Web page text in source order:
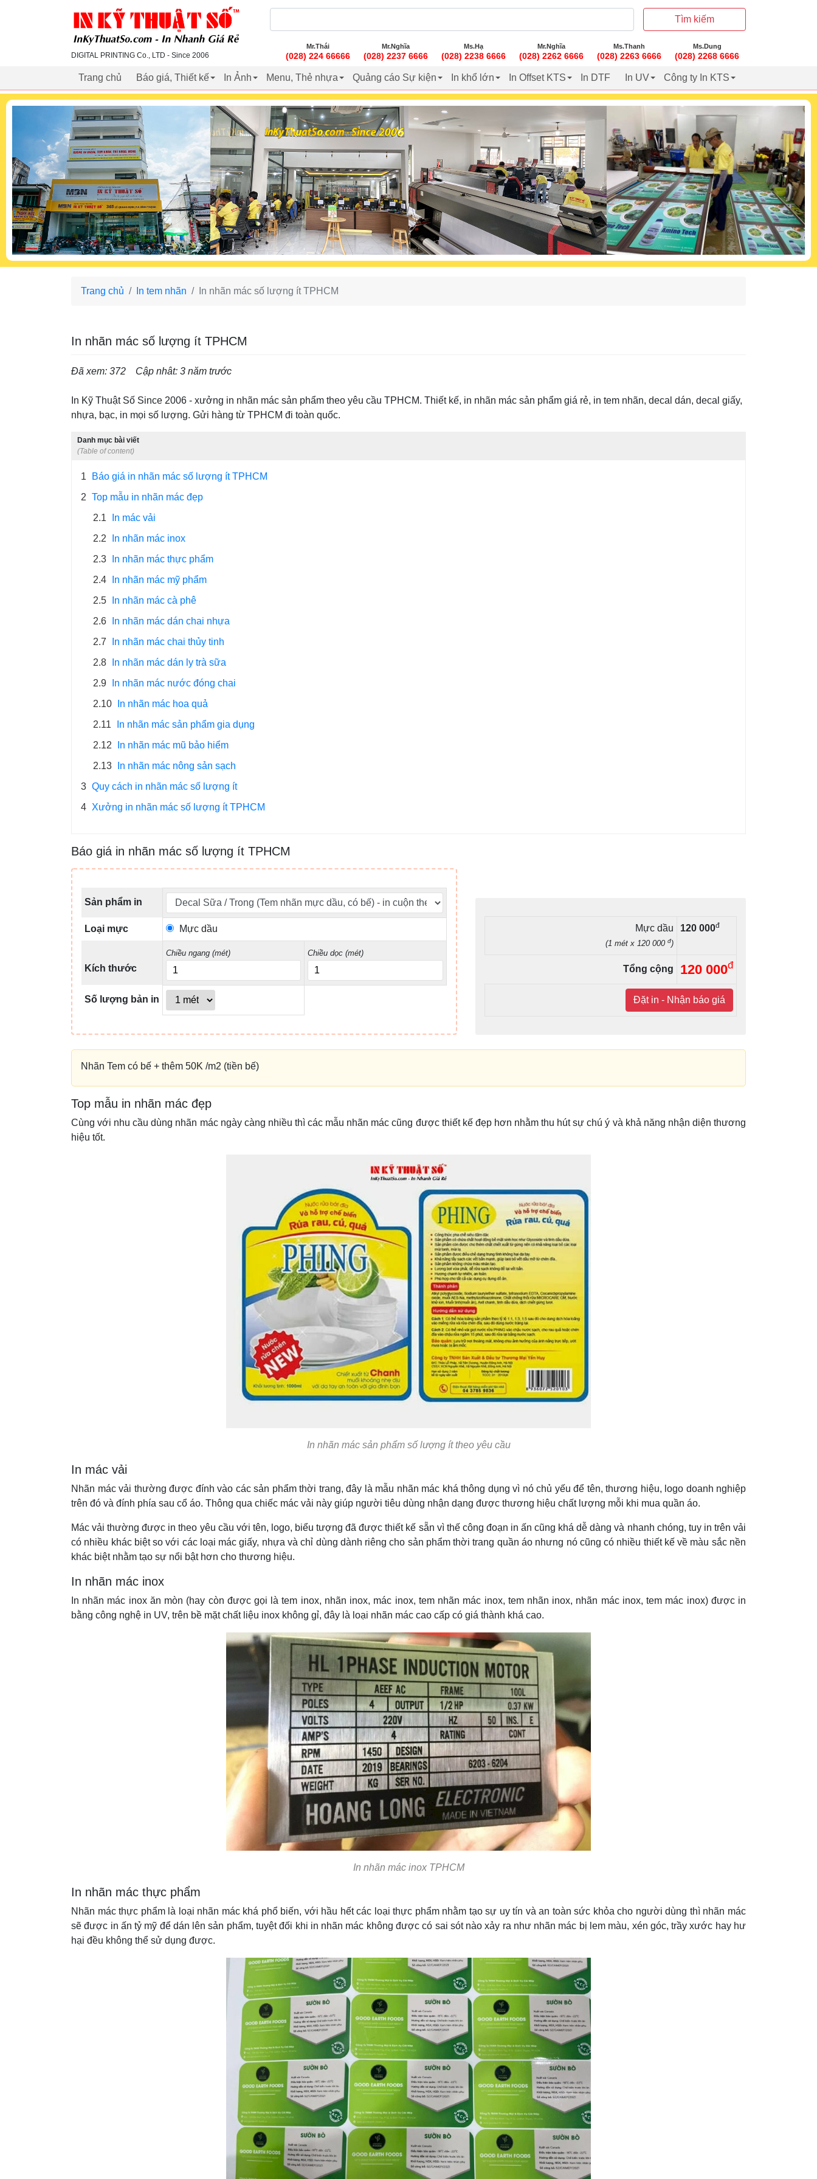
inkythuatso.com
DIGITAL PRINTING Co., LTD - Since 2006
Tìm kiếm
Mr.Thái
(028) 224 66666
Mr.Nghĩa
(028) 2237 6666
Ms.Hạ
(028) 2238 6666
Mr.Nghĩa
(028) 2262 6666
Ms.Thanh
(028) 2263 6666
Ms.Dung
(028) 2268 6666
Trang chủ Báo giá, Thiết kế In Ảnh Menu, Thẻ nhựa Quảng cáo Sự kiện In khổ lớn In Offset KTS In DTF In UV Công ty In KTS
Trang chủ In tem nhãn In nhãn mác số lượng ít TPHCM
In nhãn mác số lượng ít TPHCM
Đã xem: 372 Cập nhât: 3 năm trước
In Kỹ Thuật Số Since 2006 - xưởng in nhãn mác sản phẩm theo yêu cầu TPHCM. Thiết kế, in nhãn mác sản phẩm giá rẻ, in tem nhãn, decal dán, decal giấy,
nhựa, bạc, in mọi số lượng. Gửi hàng từ TPHCM đi toàn quốc.
Danh mục bài viết
(Table of content)
1
Báo giá in nhãn mác số lượng ít TPHCM
2 Top mẫu in nhãn mác đẹp
2.1
In mác vải
2.2
In nhãn mác inox
2.3
In nhãn mác thực phẩm
2.4
In nhãn mác mỹ phẩm
2.5
In nhãn mác cà phê
2.6
In nhãn mác dán chai nhựa
2.7
In nhãn mác chai thủy tinh
2.8
In nhãn mác dán ly trà sữa
2.9
In nhãn mác nước đóng chai
2.10
In nhãn mác hoa quả
2.11
In nhãn mác sản phẩm gia dụng
2.12
In nhãn mác mũ bảo hiểm
2.13
In nhãn mác nông sản sạch
3 Quy cách in nhãn mác số lượng ít
4 Xưởng in nhãn mác số lượng ít TPHCM
Báo giá in nhãn mác số lượng ít TPHCM
Sản phẩm in
Loại mực Mực dầu
Kích thước
Chiều ngang (mét) Chiều dọc (mét)
Số lượng bản in
Mực dầu
(1 mét x 120 000 đ)
120 000đ
Tổng cộng 120 000đ
Đặt in - Nhận báo giá
Nhãn Tem có bế + thêm 50K /m2 (tiền bế)
Top mẫu in nhãn mác đẹp
Cùng với nhu cầu dùng nhãn mác ngày càng nhiều thì các mẫu nhãn mác cũng được thiết kế đẹp hơn nhằm thu hút sự chú ý và khả năng nhận diện thương
hiệu tốt.
In nhãn mác sản phẩm số lượng ít theo yêu cầu
In mác vải
Nhãn mác vải thường được đính vào các sản phẩm thời trang, đây là mẫu nhãn mác khá thông dụng vì nó chủ yếu để tên, thương hiệu, logo doanh nghiệp
trên đó và đính phía sau cổ áo. Thông qua chiếc mác vải này giúp người tiêu dùng nhận dạng được thương hiệu chất lượng mỗi khi mua quần áo.
Mác vải thường được in theo yêu cầu với tên, logo, biểu tượng đã được thiết kế sẵn vì thế công đoạn in ấn cũng khá dễ dàng và nhanh chóng, tuy in trên vải
có nhiều khác biệt so với các loại mác giấy, nhựa và chỉ dùng dành riêng cho sản phẩm thời trang quần áo nhưng nó cũng có nhiều thiết kế về màu sắc nền
khác biệt nhằm tạo sự nổi bật hơn cho thương hiệu.
In nhãn mác inox
In nhãn mác inox ăn mòn (hay còn được gọi là tem inox, nhãn inox, mác inox, tem nhãn mác inox, tem nhãn inox, nhãn mác inox, tem mác inox) được in
bằng công nghệ in UV, trên bề mặt chất liệu inox không gỉ, đây là loại nhãn mác cao cấp có giá thành khá cao.
In nhãn mác inox TPHCM
In nhãn mác thực phẩm
Nhãn mác thực phẩm là loại nhãn mác khá phổ biến, với hầu hết các loại thực phẩm nhằm tạo sự uy tín và an toàn sức khỏa cho người dùng thì nhãn mác
sẽ được in ấn tỷ mỹ để dán lên sản phẩm, tuyệt đối khi in nhãn mác không được có sai sót nào xảy ra như nhãn mác bị lem màu, xén góc, trầy xước hay hư
hại đều không thể sử dụng được.